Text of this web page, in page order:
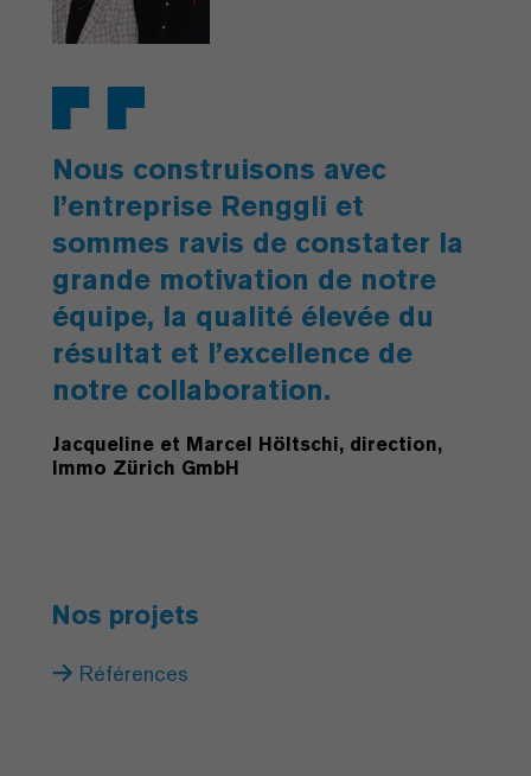
Nous construisons avec
l’entreprise Renggli et
sommes ravis de constater la
grande motivation de notre
équipe, la qualité élevée du
résultat et l’excellence de
notre collaboration.
Jacqueline et Marcel Höltschi, direction,
Immo Zürich GmbH
Nos projets
Références